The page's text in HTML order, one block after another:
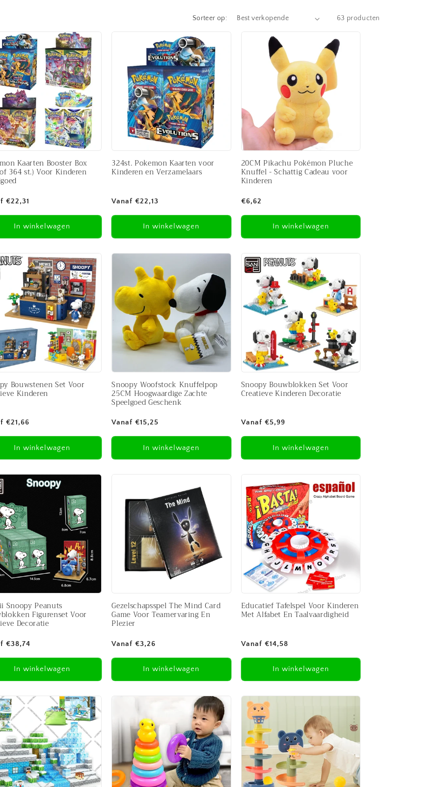
Sorteer op: 63 producten
Kaarten Booster Box
364 st.) Voor Kinderen
€22,31
In winkelwagen
324st. Pokemon Kaarten voor
Kinderen en Verzamelaars
Normale
prijs
Vanaf €22,13
In winkelwagen
20CM Pikachu Pokémon Pluche
Knuffel - Schattig Cadeau voor
Kinderen
Normale
prijs
€6,62
In winkelwagen
Bouwstenen Set Voor
Kinderen
€21,66
In winkelwagen
Snoopy Woofstock Knuffelpop
25CM Hoogwaardige Zachte
Speelgoed Geschenk
Normale
prijs
Vanaf €15,25
In winkelwagen
Snoopy Bouwblokken Set Voor
Creatieve Kinderen Decoratie
Normale
prijs
Vanaf €5,99
In winkelwagen
Snoopy Peanuts
Figurenset Voor
Decoratie
€38,74
In winkelwagen
Gezelschapsspel The Mind Card
Game Voor Teamervaring En
Plezier
Normale
prijs
Vanaf €3,26
In winkelwagen
Educatief Tafelspel Voor Kinderen
Met Alfabet En Taalvaardigheid
Normale
prijs
Vanaf €14,58
In winkelwagen